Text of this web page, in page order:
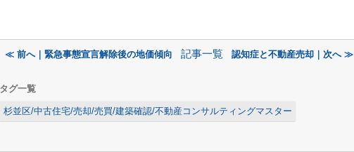
≪ 前へ｜緊急事態宣言解除後の地価傾向 記事一覧 認知症と不動産売却｜次へ ≫
タグ一覧
杉並区/中古住宅/売却/売買/建築確認/不動産コンサルティングマスター